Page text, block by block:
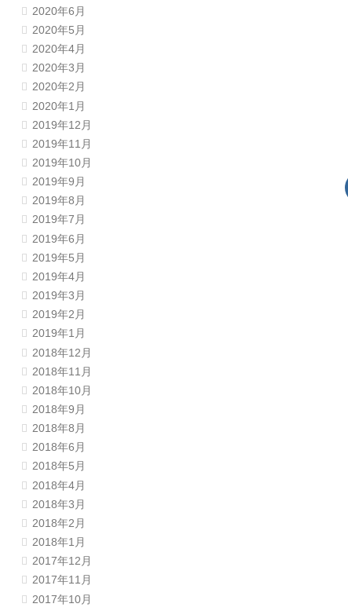
2020年6月
2020年5月
2020年4月
2020年3月
2020年2月
2020年1月
2019年12月
2019年11月
2019年10月
2019年9月
2019年8月
2019年7月
2019年6月
2019年5月
2019年4月
2019年3月
2019年2月
2019年1月
2018年12月
2018年11月
2018年10月
2018年9月
2018年8月
2018年6月
2018年5月
2018年4月
2018年3月
2018年2月
2018年1月
2017年12月
2017年11月
2017年10月